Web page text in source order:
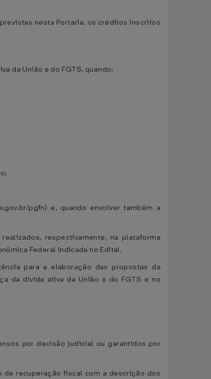
nesta Portaria, os créditos inscritos
da União e do FGTS, quando:
pgfn) e, quando envolver também a
respectivamente, na plataforma
Federal indicada no Edital.
para a elaboração das propostas da
da dívida ativa da União e do FGTS e no
por decisão judicial ou garantidos por
de recuperação fiscal com a descrição dos